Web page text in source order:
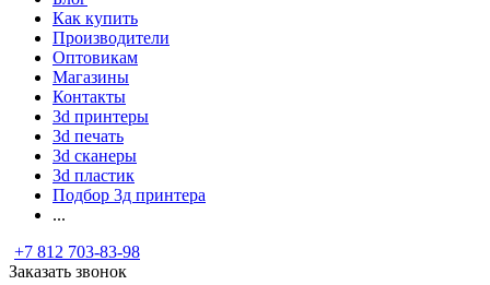
Как купить
Производители
Оптовикам
Магазины
Контакты
3d принтеры
3d печать
3d сканеры
3d пластик
Подбор 3д принтера
...
+7 812 703-83-98
Заказать звонок